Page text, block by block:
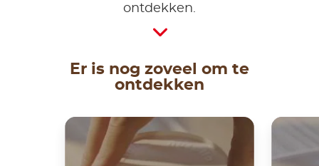
ontdekken.
Er is nog zoveel om te
ontdekken